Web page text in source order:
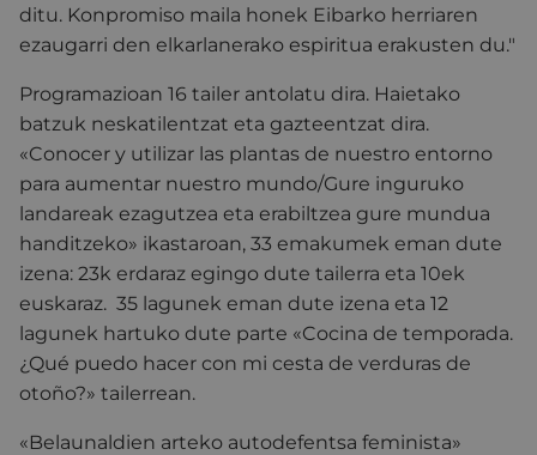
ditu. Konpromiso maila honek Eibarko herriaren
ezaugarri den elkarlanerako espiritua erakusten du."
Programazioan 16 tailer antolatu dira. Haietako
batzuk neskatilentzat eta gazteentzat dira.
«Conocer y utilizar las plantas de nuestro entorno
para aumentar nuestro mundo/Gure inguruko
landareak ezagutzea eta erabiltzea gure mundua
handitzeko» ikastaroan, 33 emakumek eman dute
izena: 23k erdaraz egingo dute tailerra eta 10ek
euskaraz. 35 lagunek eman dute izena eta 12
lagunek hartuko dute parte «Cocina de temporada.
¿Qué puedo hacer con mi cesta de verduras de
otoño?» tailerrean.
«Belaunaldien arteko autodefentsa feminista»